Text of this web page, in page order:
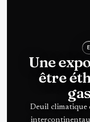
Une
être
Deuil climatique